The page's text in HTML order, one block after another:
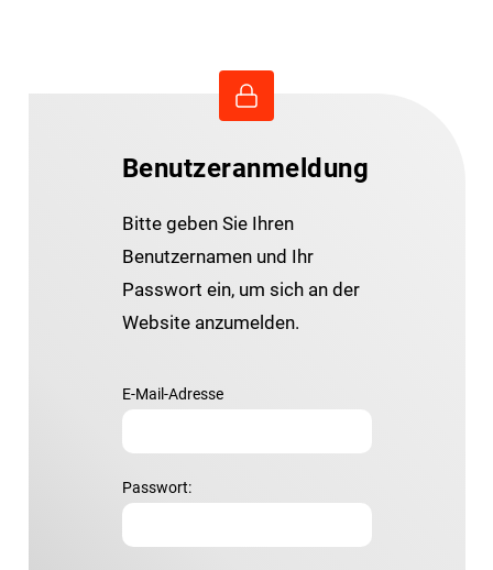
Benutzeranmeldung
Bitte geben Sie Ihren
Benutzernamen und Ihr
Passwort ein, um sich an der
Website anzumelden.
E-Mail-Adresse
Passwort: